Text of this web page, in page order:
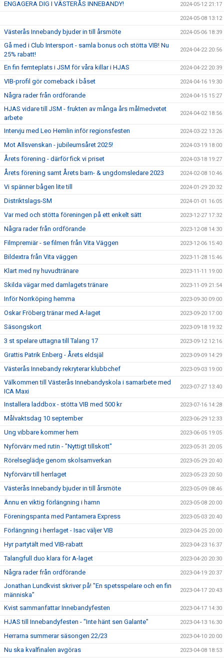
ENGAGERA DIG I VÄSTERÅS INNEBANDY! 2024-05-12 21:17
2024-05-08 13:12
Västerås Innebandy bjuder in till årsmöte 2024-05-06 18:39
Gå med i Club Intersport - samla bonus och stötta VIB! Nu
25% rabatt!
2024-04-22 20:56
En fin femteplats i JSM för våra killar i HJAS 2024-04-22 20:39
VIB-profil gör comeback i båset 2024-04-16 19:30
Några rader från ordförande 2024-04-15 15:27
HJAS vidare till JSM - frukten av många års målmedvetet
arbete
2024-04-02 18:56
Intervju med Leo Hemlin inför regionsfesten 2024-03-22 13:26
Mot Allsvenskan - jubileumsåret 2025! 2024-03-19 18:00
Årets förening - därför fick vi priset 2024-03-18 19:27
Årets förening samt Årets barn- & ungdomsledare 2023 2024-02-08 10:46
Vi spänner bågen lite till 2024-01-29 20:32
Distriktslags-SM 2024-01-01 16:05
Var med och stötta föreningen på ett enkelt sätt 2023-12-27 17:32
Några rader från ordförande 2023-12-08 14:30
Filmpremiär - se filmen från Vita Väggen 2023-12-06 15:40
Bildextra från Vita väggen 2023-11-28 15:46
Klart med ny huvudtränare 2023-11-11 19:00
Skilda vägar med damlagets tränare 2023-11-09 21:54
Inför Norrköping hemma 2023-09-30 09:00
Oskar Fröberg tränar med A-laget 2023-09-20 17:00
Säsongskort 2023-09-18 19:32
3 st spelare uttagna till Talang 17 2023-09-12 12:16
Grattis Patrik Enberg - Årets eldsjäl 2023-09-09 14:29
Västerås Innebandy rekryterar klubbchef 2023-09-03 19:00
Välkommen till Västerås Innebandyskola i samarbete med
ICA Maxi
2023-07-27 13:40
Installera laddbox - stötta VIB med 500 kr 2023-07-16 14:28
Målvaktsdag 10 september 2023-06-29 12:33
Ung vibbare kommer hem 2023-06-05 19:05
Nyförvärv med rutin - "Nyttigt tillskott" 2023-05-31 20:05
Rörelseglädje genom skolsamverkan 2023-05-29 20:40
Nyförvärv till herrlaget 2023-05-23 20:50
Västerås Innebandy bjuder in till årsmöte 2023-05-09 08:46
Ännu en viktig förlängning i hamn 2023-05-08 20:00
Föreningspanta med Pantamera Express 2023-05-03 20:40
Förlängning i herrlaget - Isac väljer VIB 2023-04-25 20:00
Hyr partytält med VIB-rabatt 2023-04-23 16:37
Talangfull duo klara för A-laget 2023-04-20 20:30
Några rader från ordförande 2023-04-19 20:37
Jonathan Lundkvist skriver på! "En spetsspelare och en fin
människa"
2023-04-17 20:43
Kvist sammanfattar Innebandyfesten 2023-04-17 14:30
HJAS till Innebandyfesten - "Inte hänt sen Galante" 2023-04-13 16:30
Herrarna summerar säsongen 22/23 2023-04-10 20:00
Nu ska kvalfinalen avgöras 2023-04-08 18:53